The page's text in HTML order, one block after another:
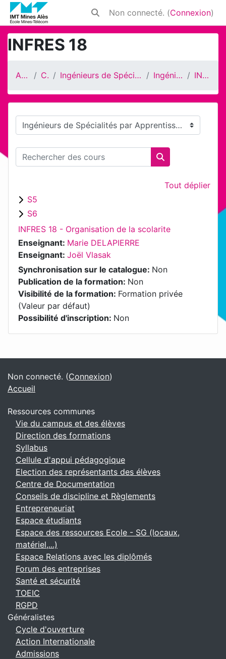
Passer au contenu principal
Activer/désactiver la saisie de
Non connecté. (Connexion)
INFRES 18
Accueil Cours Ingénieurs de Spécialités par Apprentissage Ingénieur INFRES INFRES 18
Catégories de cours
Rechercher des cours
Rechercher des
Tout déplier
S5
S6
INFRES 18 - Organisation de la scolarite
Enseignant: Marie DELAPIERRE
Enseignant: Joël Vlasak
Synchronisation sur le catalogue: Non
Publication de la formation: Non
Visibilité de la formation: Formation privée
(Valeur par défaut)
Possibilité d'inscription: Non
Blocs supplémentaires
Non connecté. (Connexion)
Accueil
Ressources communes
Vie du campus et des élèves
Direction des formations
Syllabus
Cellule d'appui pédagogique
Election des représentants des élèves
Centre de Documentation
Conseils de discipline et Règlements
Entrepreneuriat
Espace étudiants
Espace des ressources Ecole - SG (locaux,
matériel,...)
Espace Relations avec les diplômés
Forum des entreprises
Santé et sécurité
TOEIC
RGPD
Généralistes
Cycle d'ouverture
Action Internationale
Admissions